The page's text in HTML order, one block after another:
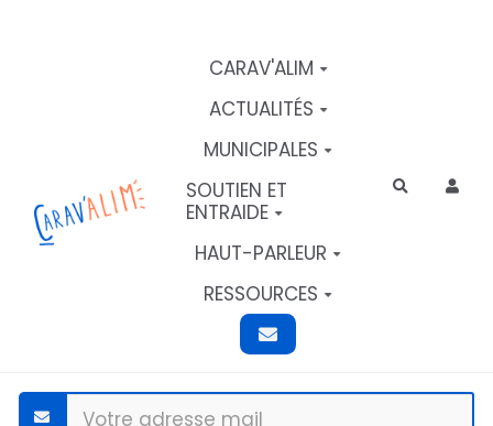
CARAV'ALIM
ACTUALITÉS
MUNICIPALES
SOUTIEN ET
ENTRAIDE
HAUT-PARLEUR
RESSOURCES
Rechercher